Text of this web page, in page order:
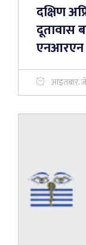
दक्षिण
दूतावास
एनआरएन
आइतबार,